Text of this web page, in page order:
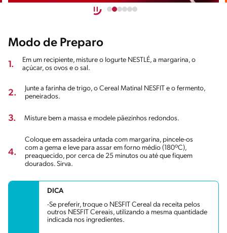
Modo de Preparo
1.
Em um recipiente, misture o Iogurte NESTLÉ, a margarina, o
açúcar, os ovos e o sal.
2.
Junte a farinha de trigo, o Cereal Matinal NESFIT e o fermento,
peneirados.
3. Misture bem a massa e modele pãezinhos redondos.
4.
Coloque em assadeira untada com margarina, pincele-os
com a gema e leve para assar em forno médio (180ºC),
preaquecido, por cerca de 25 minutos ou até que fiquem
dourados. Sirva.
DICA
-Se preferir, troque o NESFIT Cereal da receita pelos
outros NESFIT Cereais, utilizando a mesma quantidade
indicada nos ingredientes.